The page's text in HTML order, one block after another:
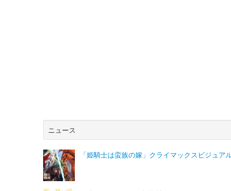
ニュース
「姫騎士は蛮族の嫁」クライマックスビジュ